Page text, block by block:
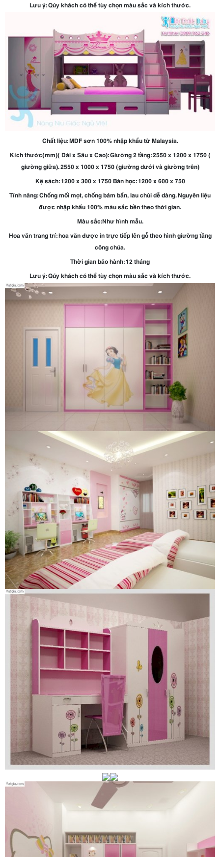
Lưu ý: Qúy khách có thể tùy chọn màu sắc và kích thước.
Chất liệu: MDF sơn 100% nhập khẩu từ Malaysia.
Kích thước(mm)( Dài x Sâu x Cao): Giường 2 tầng: 2550 x 1200 x 1750 (
giường giữa). 2550 x 1000 x 1750 (giường dưới và giường trên)
Kệ sách: 1200 x 300 x 1750 Bàn học: 1200 x 600 x 750
Tính năng: Chống mối mọt, chống bám bẩn, lau chùi dễ dàng. Nguyên liệu
được nhập khẩu 100% màu sắc bền theo thời gian.
Màu sắc:Như hình mẫu.
Hoa văn trang trí: hoa văn được in trực tiếp lên gỗ theo hình giường tầng
công chúa.
Thời gian bảo hành: 12 tháng
Lưu ý: Qúy khách có thể tùy chọn màu sắc và kích thước.